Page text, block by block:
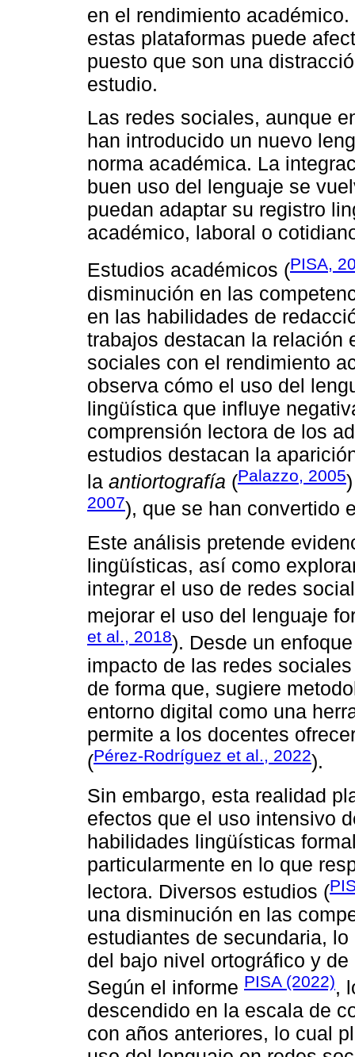
en el rendimiento académico.
estas plataformas puede
puesto que son una
estudio.
Las redes sociales, aunque
han introducido un nuevo
norma académica. La
buen uso del lenguaje se
puedan adaptar su registro
académico, laboral o
Estudios académicos (PISA,
disminución en las
en las habilidades de
trabajos destacan la relación
sociales con el rendimiento
observa cómo el uso del
lingüística que influye
comprensión lectora de los
estudios destacan la
la antiortografía (Palazzo, 2005
2007), que se han convertido
Este análisis pretende
lingüísticas, así como
integrar el uso de redes
mejorar el uso del lenguaje
et al., 2018). Desde un
impacto de las redes
de forma que, sugiere
entorno digital como una
permite a los docentes
(Pérez-Rodríguez et al., 2022).
Sin embargo, esta realidad
efectos que el uso intensivo
habilidades lingüísticas
particularmente en lo que
lectora. Diversos estudios (
una disminución en las
estudiantes de secundaria,
del bajo nivel ortográfico y
Según el informe PISA (2022),
descendido en la escala de
con años anteriores, lo cual